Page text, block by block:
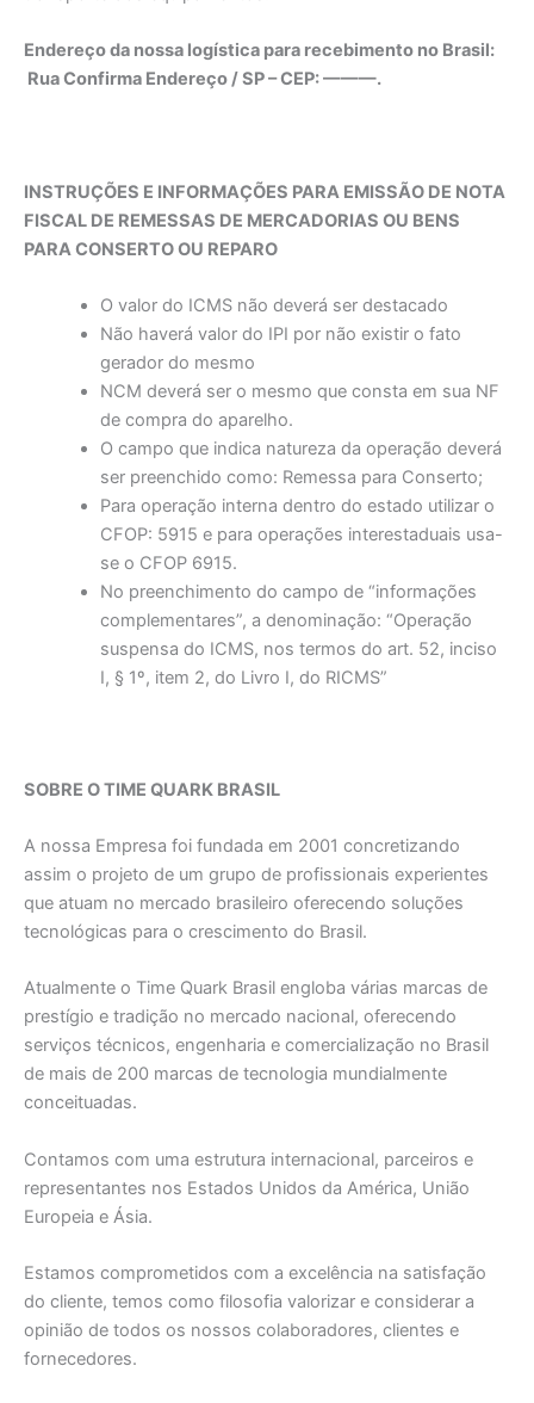
Endereço da nossa logística para recebimento no Brasil:
Rua Confirma Endereço / SP – CEP: ———.
INSTRUÇÕES E INFORMAÇÕES PARA EMISSÃO DE NOTA
FISCAL DE REMESSAS DE MERCADORIAS OU BENS
PARA CONSERTO OU REPARO
O valor do ICMS não deverá ser destacado
Não haverá valor do IPI por não existir o fato
gerador do mesmo
NCM deverá ser o mesmo que consta em sua NF
de compra do aparelho.
O campo que indica natureza da operação deverá
ser preenchido como: Remessa para Conserto;
Para operação interna dentro do estado utilizar o
CFOP: 5915 e para operações interestaduais usa-
se o CFOP 6915.
No preenchimento do campo de “informações
complementares”, a denominação: “Operação
suspensa do ICMS, nos termos do art. 52, inciso
I, § 1º, item 2, do Livro I, do RICMS”
SOBRE O TIME QUARK BRASIL
A nossa Empresa foi fundada em 2001 concretizando
assim o projeto de um grupo de profissionais experientes
que atuam no mercado brasileiro oferecendo soluções
tecnológicas para o crescimento do Brasil.
Atualmente o Time Quark Brasil engloba várias marcas de
prestígio e tradição no mercado nacional, oferecendo
serviços técnicos, engenharia e comercialização no Brasil
de mais de 200 marcas de tecnologia mundialmente
conceituadas.
Contamos com uma estrutura internacional, parceiros e
representantes nos Estados Unidos da América, União
Europeia e Ásia.
Estamos comprometidos com a excelência na satisfação
do cliente, temos como filosofia valorizar e considerar a
opinião de todos os nossos colaboradores, clientes e
fornecedores.